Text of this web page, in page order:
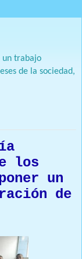
un trabajo
de la sociedad,
los
un
de